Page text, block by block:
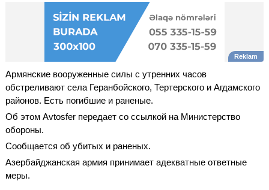
Армянские вооруженные силы с утренних часов
обстреливают села Геранбойского, Тертерского и Агдамского
районов. Есть погибшие и раненые.
Об этом Avtosfer передает со ссылкой на Министерство
обороны.
Сообщается об убитых и раненых.
Азербайджанская армия принимает адекватные ответные
меры.